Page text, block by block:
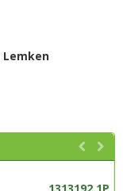
Lemken